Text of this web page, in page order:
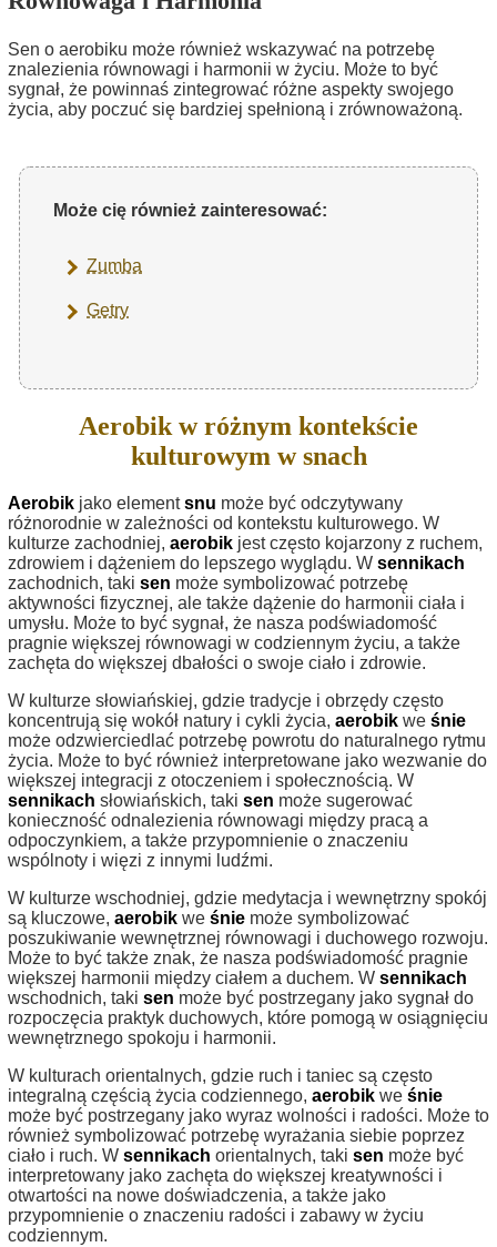
Sen o aerobiku może również wskazywać na potrzebę
znalezienia równowagi i harmonii w życiu. Może to być
sygnał, że powinnaś zintegrować różne aspekty swojego
życia, aby poczuć się bardziej spełnioną i zrównoważoną.
Może cię również zainteresować:
Zumba
Getry
Aerobik w różnym kontekście
kulturowym w snach
Aerobik jako elementsnu może być odczytywany
różnorodnie w zależności od kontekstu kulturowego. W
kulturze zachodniej, aerobik jest często kojarzony z ruchem,
zdrowiem i dążeniem do lepszego wyglądu. W sennikach
zachodnich, taki sen może symbolizować potrzebę
aktywności fizycznej, ale także dążenie do harmonii ciała i
umysłu. Może to być sygnał, że nasza podświadomość
pragnie większej równowagi w codziennym życiu, a także
zachęta do większej dbałości o swoje ciało i zdrowie.
W kulturze słowiańskiej, gdzie tradycje i obrzędy często
koncentrują się wokół natury i cykli życia, aerobik we śnie
może odzwierciedlać potrzebę powrotu do naturalnego rytmu
życia. Może to być również interpretowane jako wezwanie do
większej integracji z otoczeniem i społecznością. W
sennikach słowiańskich, taki sen może sugerować
konieczność odnalezienia równowagi między pracą a
odpoczynkiem, a także przypomnienie o znaczeniu
wspólnoty i więzi z innymi ludźmi.
W kulturze wschodniej, gdzie medytacja i wewnętrzny spokój
są kluczowe, aerobik we śnie może symbolizować
poszukiwanie wewnętrznej równowagi i duchowego rozwoju.
Może to być także znak, że nasza podświadomość pragnie
większej harmonii między ciałem a duchem. W sennikach
wschodnich, taki sen może być postrzegany jako sygnał do
rozpoczęcia praktyk duchowych, które pomogą w osiągnięciu
wewnętrznego spokoju i harmonii.
W kulturach orientalnych, gdzie ruch i taniec są często
integralną częścią życia codziennego, aerobik we śnie
może być postrzegany jako wyraz wolności i radości. Może to
również symbolizować potrzebę wyrażania siebie poprzez
ciało i ruch. W sennikach orientalnych, taki sen może być
interpretowany jako zachęta do większej kreatywności i
otwartości na nowe doświadczenia, a także jako
przypomnienie o znaczeniu radości i zabawy w życiu
codziennym.